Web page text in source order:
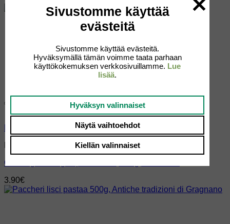
Add to wishlist
Conchiglioni Rigati pastaa 126, 500g, De Cecco
3.90€
Sivustomme käyttää
evästeitä
Sivustomme käyttää evästeitä.
Hyväksymällä tämän voimme taata parhaan
käyttökokemuksen verkkosivuillamme. Lue
lisää.
Hyväksyn valinnaiset
Näytä vaihtoehdot
Kiellän valinnaiset